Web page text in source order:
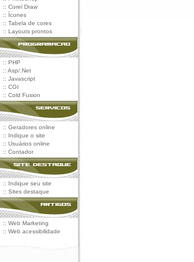
:: Corel Draw
:: Ícones
:: Tabela de cores
:: Layouts prontos
:: PHP
:: Asp/.Net
:: Javascript
:: CGI
:: Cold Fusion
:: Geradores online
:: Indique o site
:: Usuários online
:: Contador
:: Indique seu site
:: Sites destaque
:: Web Marketing
:: Web acessibilidade